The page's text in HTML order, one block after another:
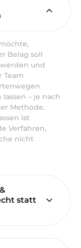
Belag soll
und
Team
– je nach
Methode.
ist
Verfahren,
nicht
statt